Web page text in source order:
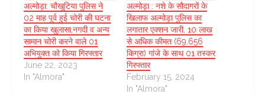
अल्मोड़ा: चौखुटिया पुलिस ने
02 माह पूर्व हुई चोरी की घटना
का किया खुलासा,नगदी व अन्य
सामान चोरी करने वाले 01
अभियुक्त को किया गिरफ्तार
June 22, 2023
In "Almora"
अल्मोड़ा : नशे के सौदागरों के
खिलाफ अल्मोड़ा पुलिस का
लगातार एक्शन जारी, 10 लाख
से अधिक कीमत (69.656
किग्रा) गांजे के साथ 01 तस्कर
गिरफ्तार
February 15, 2024
In "Almora"